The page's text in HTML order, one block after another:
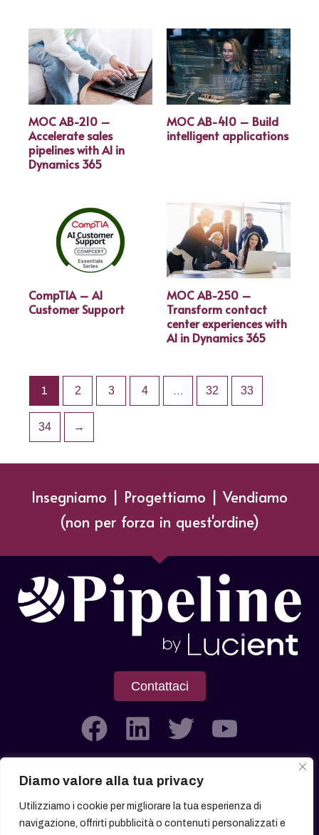
Diamo valore alla tua privacy
Utilizziamo i cookie per migliorare la tua esperienza di
navigazione, offrirti pubblicità o contenuti personalizzati e
MOC AB-210 –
Accelerate sales
pipelines with AI in
Dynamics 365
MOC AB-410 – Build
intelligent applications
CompTIA – AI
Customer Support
MOC AB-250 –
Transform contact
center experiences with
AI in Dynamics 365
1 2 3 4 … 32 33
34 →
Insegniamo | Progettiamo | Vendiamo
(non per forza in quest'ordine)
Contattaci
Società soggetta all’attività di Direzione e Coordinamento di
Lucient Group Srl